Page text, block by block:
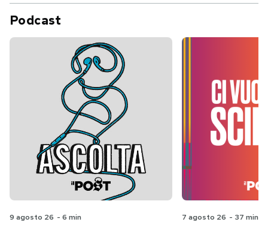
Podcast
9 agosto 26 - 6 min 7 agosto 26 - 37 min